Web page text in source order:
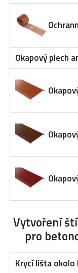
Okapový plech
Vytvoření
pro
Krycí lišta